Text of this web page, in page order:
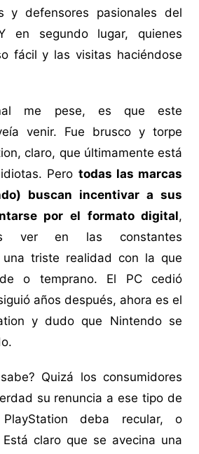
y defensores pasionales del
en segundo lugar, quienes
fácil y las visitas haciéndose
me pese, es que este
venir. Fue brusco y torpe
claro, que últimamente está
Pero todas las marcas
buscan incentivar a sus
por el formato digital,
ver en las constantes
una triste realidad con la que
o temprano. El PC cedió
años después, ahora es el
y dudo que Nintendo se
Quizá los consumidores
su renuncia a ese tipo de
deba recular, o
claro que se avecina una